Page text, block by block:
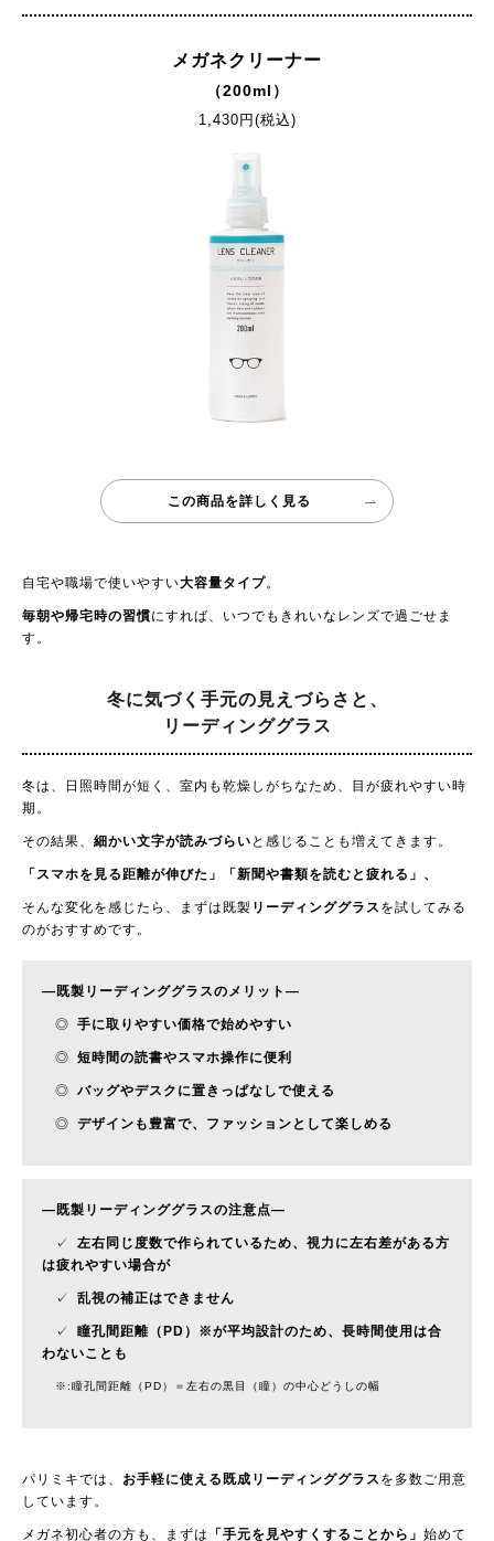
メガネクリーナー
（200ml）
1,430円(税込)
この商品を詳しく見る
自宅や職場で使いやすい大容量タイプ。
毎朝や帰宅時の習慣にすれば、いつでもきれいなレンズで過ごせま
す。
冬に気づく手元の見えづらさと、
リーディンググラス
冬は、日照時間が短く、室内も乾燥しがちなため、目が疲れやすい時
期。
その結果、 細かい文字が読みづらい と感じることも増えてきます。
「スマホを見る距離が伸びた」「新聞や書類を読むと疲れる」、
そんな変化を感じたら、まずは既製 リーディンググラス を試してみる
のがおすすめです。
— 既製リーディンググラスのメリット —
◎ 手に取りやすい価格で始めやすい
◎ 短時間の読書やスマホ操作に便利
◎ バッグやデスクに置きっぱなしで使える
◎ デザインも豊富で、ファッションとして楽しめる
— 既製リーディンググラスの注意点—
✓ 左右同じ度数で作られているため、視力に左右差がある方
は疲れやすい場合が
✓ 乱視の補正はできません
✓ 瞳孔間距離（PD）※が平均設計のため、長時間使用は合
わないことも
※:瞳孔間距離（PD）＝左右の黒目（瞳）の中心どうしの幅
パリミキでは、 お手軽に使える既成リーディンググラス を多数ご用意
しています。
メガネ初心者の方も、まずは 「手元を見やすくすることから」 始めて